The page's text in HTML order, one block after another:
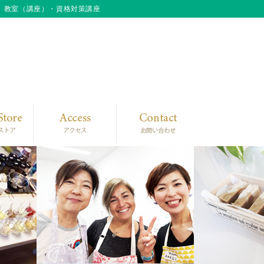
教室（講座）・資格対策講座